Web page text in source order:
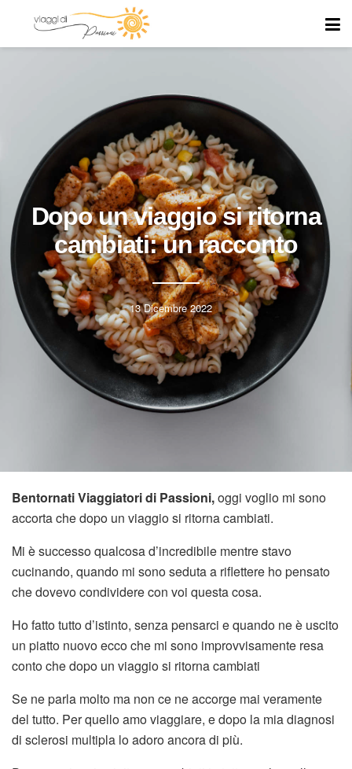
Dopo un viaggio si ritorna
cambiati: un racconto
13 Dicembre 2022
Bentornati Viaggiatori di Passioni,oggi voglio mi sono
accorta che dopo un viaggio si ritorna cambiati.
Mi è successo qualcosa d’incredibile mentre stavo
cucinando, quando mi sono seduta a riflettere ho pensato
che dovevo condividere con voi questa cosa.
Ho fatto tutto d’istinto, senza pensarci e quando ne è uscito
un piatto nuovo ecco che mi sono improvvisamente resa
conto che dopo un viaggio si ritorna cambiati
Se ne parla molto ma non ce ne accorge mai veramente
del tutto. Per quello amo viaggiare, e dopo la mia diagnosi
di sclerosi multipla lo adoro ancora di più.